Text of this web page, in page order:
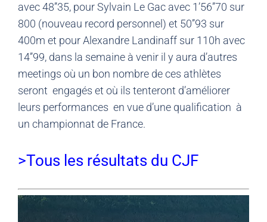
avec 48’’35, pour Sylvain Le Gac avec 1’56’’70 sur
800 (nouveau record personnel) et 50’’93 sur
400m et pour Alexandre Landinaff sur 110h avec
14’’99, dans la semaine à venir il y aura d’autres
meetings où un bon nombre de ces athlètes
seront engagés et où ils tenteront d’améliorer
leurs performances en vue d’une qualification à
un championnat de France.
>Tous les résultats du CJF
Lecteur